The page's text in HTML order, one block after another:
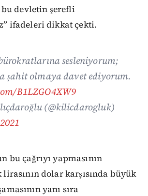
devletin şerefli
ifadeleri dikkat çekti.
sesleniyorum;
şahit olmaya davet ediyorum.
B1LZGO4XW9
(@kilicdarogluk)
bu çağrıyı yapmasının
dolar karşısında büyük
yanı sıra